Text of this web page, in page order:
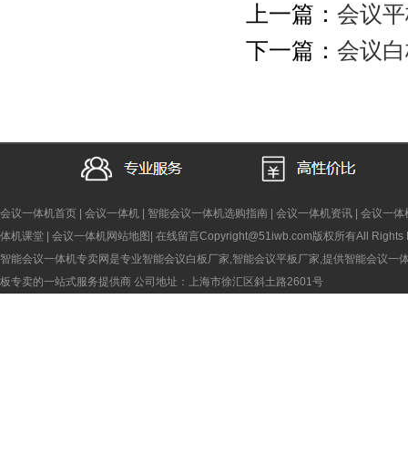
上一篇： 会议
下一篇： 会议
会议一体机首页 会议一体机 智能会议一体机选购指南 会议一体机资讯
会议一体
体机课堂
会议一体机网站地图 在线留言Copyright@51iwb.com版权所有All Rights
智能会议一体机专卖网是专业智能会议白板厂家,智能会议平板厂家,提供智能会议一
板专卖的一站式服务提供商 公司地址：上海市徐汇区斜土路2601号